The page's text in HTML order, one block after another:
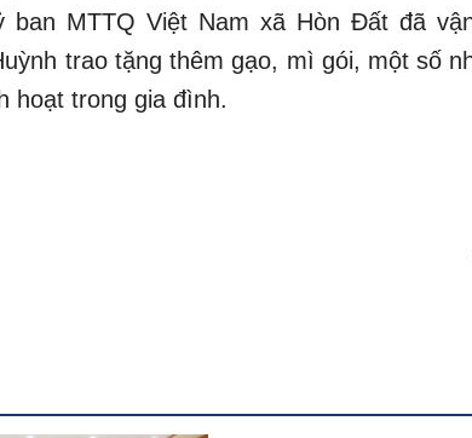
ban MTTQ Việt Nam xã Hòn Đất đã
trao tặng thêm gạo, mì gói, một số
hoạt trong gia đình.